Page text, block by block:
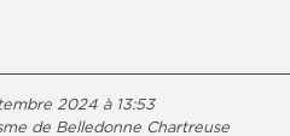
2024 à 13:53
de Belledonne Chartreuse